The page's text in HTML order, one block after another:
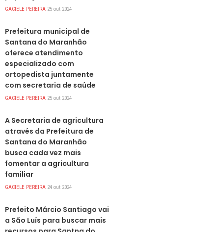
GACIELE PEREIRA 25 out 2024
Prefeitura municipal de
Santana do Maranhão
oferece atendimento
especializado com
ortopedista juntamente
com secretaria de saúde
GACIELE PEREIRA 25 out 2024
A Secretaria de agricultura
através da Prefeitura de
Santana do Maranhão
busca cada vez mais
fomentar a agricultura
familiar
GACIELE PEREIRA 24 out 2024
Prefeito Márcio Santiago vai
a São Luís para buscar mais